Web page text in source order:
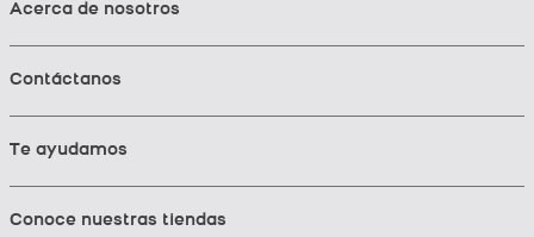
Acerca de nosotros
Contáctanos
Te ayudamos
Conoce nuestras tiendas